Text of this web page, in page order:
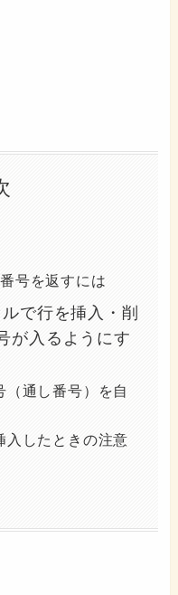
号を返すには
で行を挿入・削
が入るようにす
（通し番号）を自
入したときの注意